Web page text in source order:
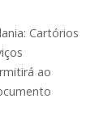
Cartórios
ao